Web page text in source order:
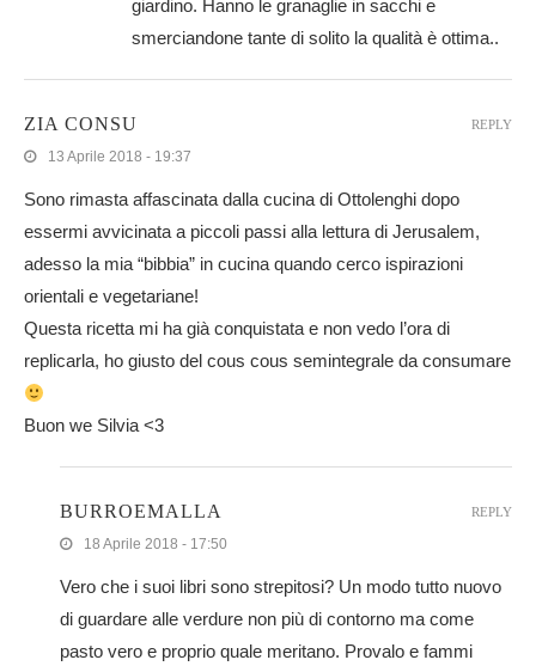
giardino. Hanno le granaglie in sacchi e
smerciandone tante di solito la qualità è ottima..
ZIA CONSU
13 Aprile 2018 - 19:37
Sono rimasta affascinata dalla cucina di Ottolenghi dopo
essermi avvicinata a piccoli passi alla lettura di Jerusalem,
adesso la mia “bibbia” in cucina quando cerco ispirazioni
orientali e vegetariane!
Questa ricetta mi ha già conquistata e non vedo l’ora di
replicarla, ho giusto del cous cous semintegrale da consumare
Buon we Silvia <3
REPLY
BURROEMALLA
18 Aprile 2018 - 17:50
Vero che i suoi libri sono strepitosi? Un modo tutto nuovo
di guardare alle verdure non più di contorno ma come
pasto vero e proprio quale meritano. Provalo e fammi
REPLY